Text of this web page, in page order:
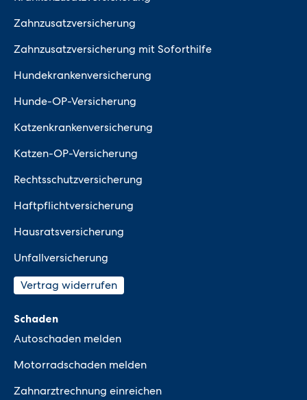
Zahnzusatzversicherung
Zahnzusatzversicherung mit Soforthilfe
Hundekrankenversicherung
Hunde-OP-Versicherung
Katzenkrankenversicherung
Katzen-OP-Versicherung
Rechtsschutzversicherung
Haftpflichtversicherung
Hausratsversicherung
Unfallversicherung
Vertrag widerrufen
Schaden
Autoschaden melden
Motorradschaden melden
Zahnarztrechnung einreichen